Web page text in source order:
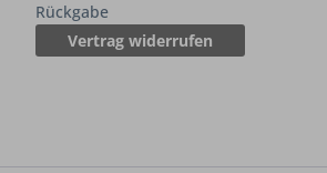
Rückgabe
Vertrag widerrufen